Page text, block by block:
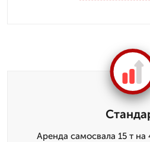
Аренда самосвала 15 т